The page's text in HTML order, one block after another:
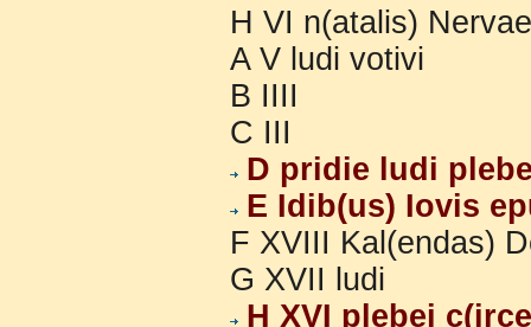
H VI n(atalis)
A V ludi votivi
B IIII
C III
D pridie ludi
E Idib(us) Iovis
F XVIII Kal(endas)
G XVII ludi
H XVI plebei